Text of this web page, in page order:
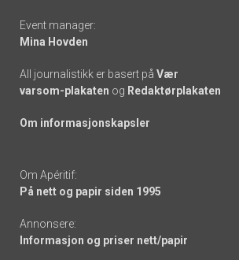
Event manager:
Mina Hovden
All journalistikk er basert på Vær
varsom-plakaten og Redaktørplakaten
Om informasjonskapsler
Om Apéritif:
På nett og papir siden 1995
Annonsere:
Informasjon og priser nett/papir